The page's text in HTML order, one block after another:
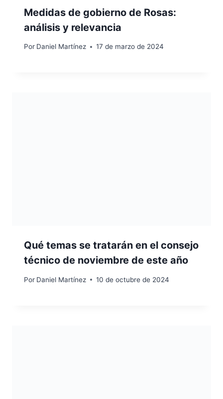
Medidas de gobierno de Rosas:
análisis y relevancia
Por Daniel Martínez 17 de marzo de 2024
Qué temas se tratarán en el consejo
técnico de noviembre de este año
Por Daniel Martínez 10 de octubre de 2024